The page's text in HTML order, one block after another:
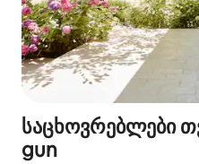
საცხოვრებლები
gun